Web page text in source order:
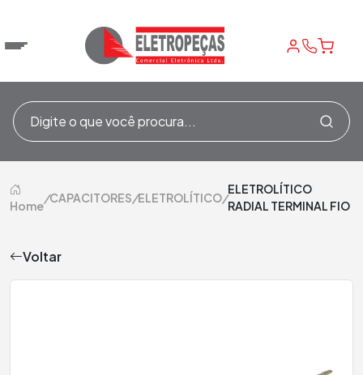
Home
/CAPACITORES/ELETROLÍTICO/
ELETROLÍTICO
RADIAL TERMINAL FIO
Voltar